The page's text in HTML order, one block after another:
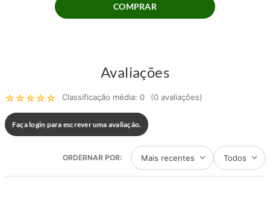
COMPRAR
Avaliações
☆ ☆ ☆ ☆ ☆ Classificação média: 0 (0 avaliações)
Faça login para escrever uma avaliação.
Mais recentes Todos